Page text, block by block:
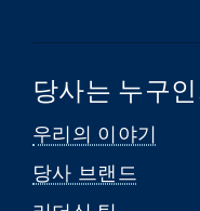
당사는 누구
우리의 이야기
당사 브랜드